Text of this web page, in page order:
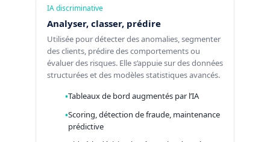
IA discriminative
Analyser, classer, prédire
Utilisée pour détecter des anomalies, segmenter
des clients, prédire des comportements ou
évaluer des risques. Elle s’appuie sur des données
structurées et des modèles statistiques avancés.
Tableaux de bord augmentés par l’IA
Scoring, détection de fraude, maintenance
prédictive